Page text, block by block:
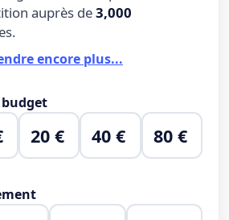
auprès de3,000
encore plus...
budget
20 € 40 € 80 €